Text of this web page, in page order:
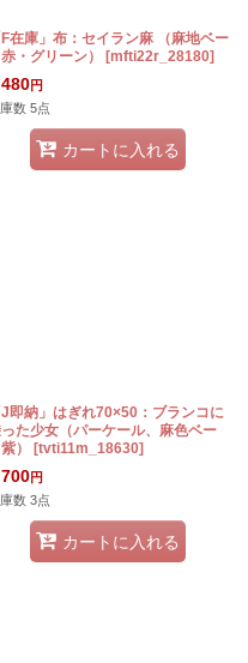
F在庫」布：セイラン麻 （麻地ベー
・グリーン）
[mfti22r_28180]
円
数 5点
カートに入れる
J即納」はぎれ70×50：ブランコに
た少女（パーケール、麻色ベー
）
[tvti11m_18630]
円
数 3点
カートに入れる